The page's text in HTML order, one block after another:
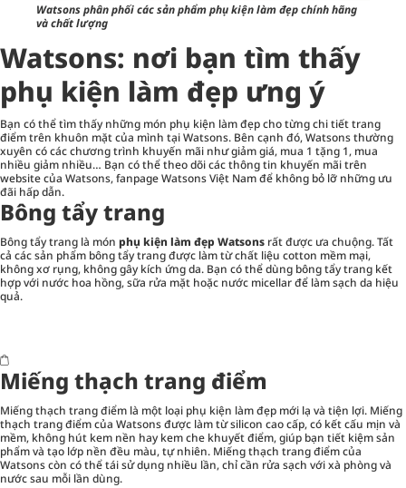
Watsons phân phối các sản phẩm phụ kiện làm đẹp chính hãng
và chất lượng
Watsons: nơi bạn tìm thấy
phụ kiện làm đẹp ưng ý
Bạn có thể tìm thấy những món phụ kiện làm đẹp cho từng chi tiết trang
điểm trên khuôn mặt của mình tại Watsons. Bên cạnh đó, Watsons thường
xuyên có các chương trình khuyến mãi như giảm giá, mua 1 tặng 1, mua
nhiều giảm nhiều… Bạn có thể theo dõi các thông tin khuyến mãi trên
website của Watsons, fanpage Watsons Việt Nam để không bỏ lỡ những ưu
đãi hấp dẫn.
Bông tẩy trang
Bông tẩy trang là món phụ kiện làm đẹp Watsons rất được ưa chuộng. Tất
cả các sản phẩm bông tẩy trang được làm từ chất liệu cotton mềm mại,
không xơ rụng, không gây kích ứng da. Bạn có thể dùng bông tẩy trang kết
hợp với nước hoa hồng, sữa rửa mặt hoặc nước micellar để làm sạch da hiệu
quả.
Miếng thạch trang điểm
Miếng thạch trang điểm là một loại phụ kiện làm đẹp mới lạ và tiện lợi. Miếng
thạch trang điểm của Watsons được làm từ silicon cao cấp, có kết cấu mịn và
mềm, không hút kem nền hay kem che khuyết điểm, giúp bạn tiết kiệm sản
phẩm và tạo lớp nền đều màu, tự nhiên. Miếng thạch trang điểm của
Watsons còn có thể tái sử dụng nhiều lần, chỉ cần rửa sạch với xà phòng và
nước sau mỗi lần dùng.